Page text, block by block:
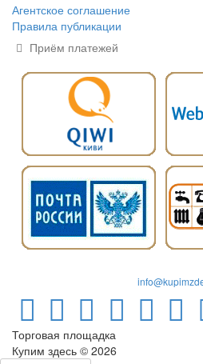
Агентское соглашение
Правила публикации
Приём платежей
Торговая площадка
Купим здесь © 2026